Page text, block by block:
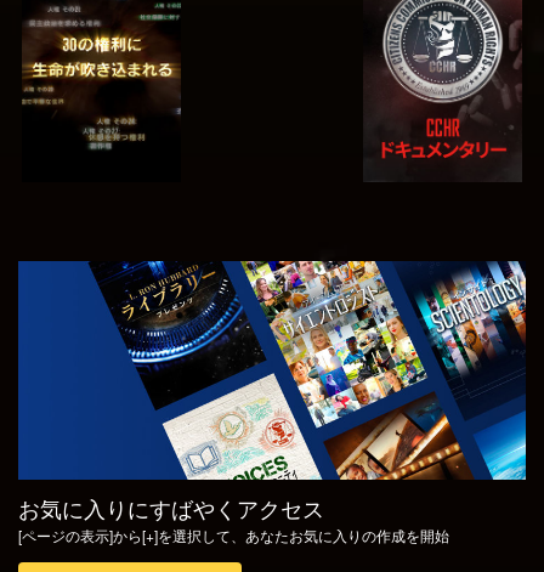
観る
観る シリーズを探求
お気に入りにすばやくアクセス
[ページの表示]から[+]を選択して、あなたお気に入りの作成を開始